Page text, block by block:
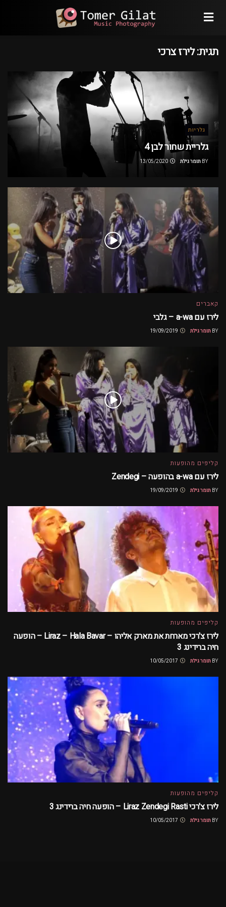
תגית:לירז צרכי
גלריות
גלריית שחור לבן 4
BY תומר גילת
קאברים
לירז עם a-wa – גלבי
BY תומר גילת
קליפים מהופעות
לירז עם a-wa בהופעה – Zendegi
BY תומר גילת
קליפים מהופעות
לירז צ'רכי מארחת את מארק אליהו – Liraz – Hala Bavar – הופעה
חיה ברידינג 3
BY תומר גילת
קליפים מהופעות
לירז צ'רכי Liraz Zendegi Rasti – הופעה חיה ברידינג 3
BY תומר גילת